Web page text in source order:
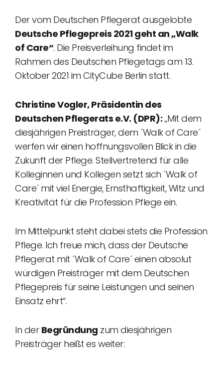
Der vom Deutschen Pflegerat ausgelobte
Deutsche Pflegepreis 2021 geht an „Walk
of Care“. Die Preisverleihung findet im
Rahmen des Deutschen Pflegetags am 13.
Oktober 2021 im CityCube Berlin statt.
Christine Vogler, Präsidentin des
Deutschen Pflegerats e.V. (DPR): „Mit dem
diesjährigen Preisträger, dem ´Walk of Care´
werfen wir einen hoffnungsvollen Blick in die
Zukunft der Pflege. Stellvertretend für alle
Kolleginnen und Kollegen setzt sich ´Walk of
Care´ mit viel Energie, Ernsthaftigkeit, Witz und
Kreativität für die Profession Pflege ein.
Im Mittelpunkt steht dabei stets die Profession
Pflege. Ich freue mich, dass der Deutsche
Pflegerat mit ´Walk of Care´ einen absolut
würdigen Preisträger mit dem Deutschen
Pflegepreis für seine Leistungen und seinen
Einsatz ehrt“.
In der Begründung zum diesjährigen
Preisträger heißt es weiter: